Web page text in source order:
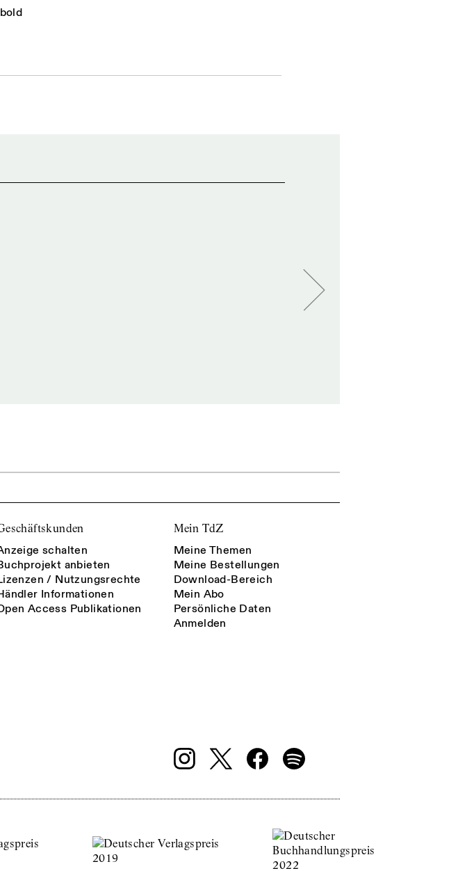
schalten
anbieten
/ Nutzungsrechte
Informationen
Access Publikationen
Mein TdZ
Meine Themen
Meine Bestellungen
Download-Bereich
Mein Abo
Persönliche Daten
Anmelden